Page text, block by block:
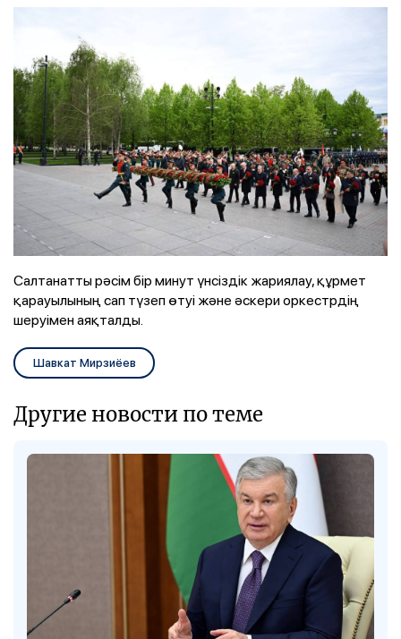
Салтанатты рәсім бір минут үнсіздік жариялау, құрмет
қарауылының сап түзеп өтуі және әскери оркестрдің
шеруімен аяқталды.
Шавкат Мирзиёев
Другие новости по теме